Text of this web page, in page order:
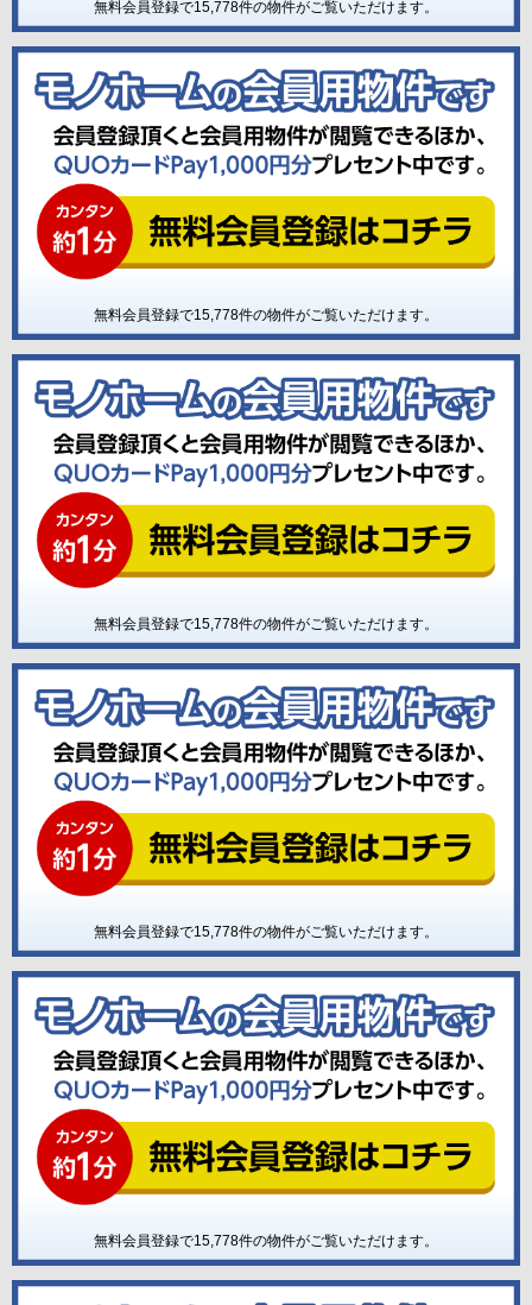
無料会員登録で15,778件の物件がご覧いただけます。
無料会員登録で15,778件の物件がご覧いただけます。
無料会員登録で15,778件の物件がご覧いただけます。
無料会員登録で15,778件の物件がご覧いただけます。
無料会員登録で15,778件の物件がご覧いただけます。